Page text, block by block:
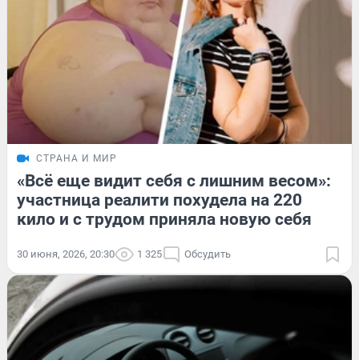
СТРАНА И МИР
«Всё еще видит себя с лишним весом»:
участница реалити похудела на 220
кило и с трудом приняла новую себя
30 июня, 2026, 20:30 1 325 Обсудить